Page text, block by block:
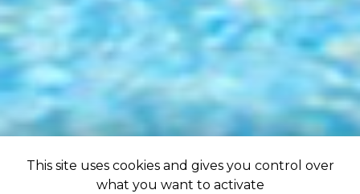
This site uses cookies and gives you control over
what you want to activate